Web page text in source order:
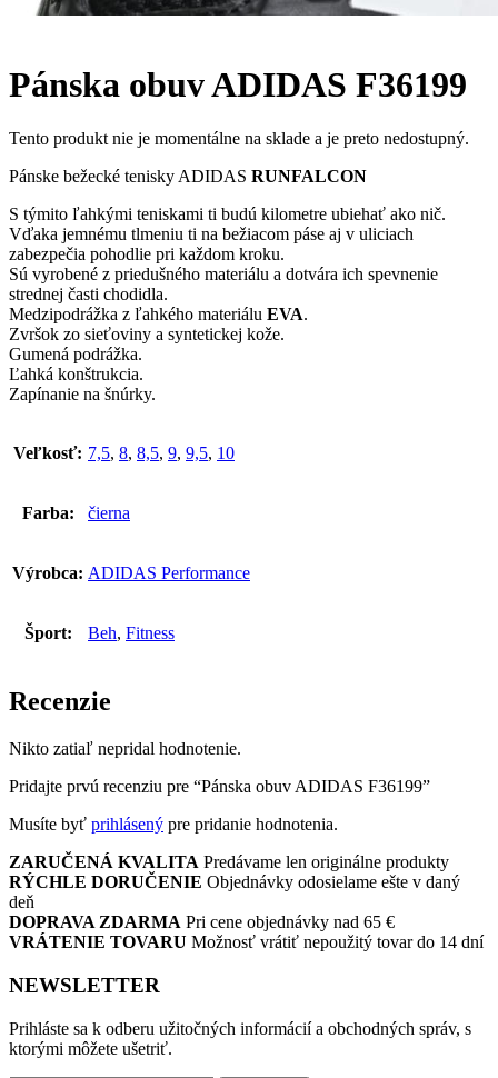
Pánska obuv ADIDAS F36199
Tento produkt nie je momentálne na sklade a je preto nedostupný.
Pánske bežecké tenisky ADIDAS RUNFALCON
S týmito ľahkými teniskami ti budú kilometre ubiehať ako nič.
Vďaka jemnému tlmeniu ti na bežiacom páse aj v uliciach
zabezpečia pohodlie pri každom kroku.
Sú vyrobené z priedušného materiálu a dotvára ich spevnenie
strednej časti chodidla.
Medzipodrážka z ľahkého materiálu EVA.
Zvršok zo sieťoviny a syntetickej kože.
Gumená podrážka.
Ľahká konštrukcia.
Zapínanie na šnúrky.
Veľkosť: 7,5, 8, 8,5, 9, 9,5, 10
Farba: čierna
Výrobca: ADIDAS Performance
Šport: Beh, Fitness
Recenzie
Nikto zatiaľ nepridal hodnotenie.
Pridajte prvú recenziu pre “Pánska obuv ADIDAS F36199”
Musíte byť prihlásený pre pridanie hodnotenia.
ZARUČENÁ KVALITA Predávame len originálne produkty
RÝCHLE DORUČENIE Objednávky odosielame ešte v daný
deň
DOPRAVA ZDARMA Pri cene objednávky nad 65 €
VRÁTENIE TOVARU Možnosť vrátiť nepoužitý tovar do 14 dní
NEWSLETTER
Prihláste sa k odberu užitočných informácií a obchodných správ, s
ktorými môžete ušetriť.